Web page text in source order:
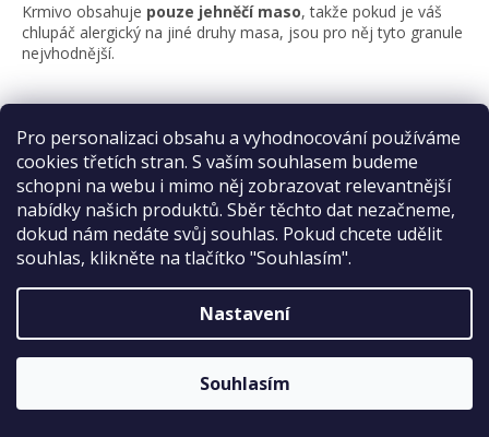
Pro personalizaci obsahu a vyhodnocování používáme
cookies třetích stran. S vaším souhlasem budeme
schopni na webu i mimo něj zobrazovat relevantnější
nabídky našich produktů. Sběr těchto dat nezačneme,
dokud nám nedáte svůj souhlas. Pokud chcete udělit
souhlas, klikněte na tlačítko "Souhlasím".
Nastavení
Souhlasím
Krmivo obsahuje pouze jehněčí maso, takže pokud je váš
chlupáč alergický na jiné druhy masa, jsou pro něj tyto granule
nejvhodnější.
Doporučujeme
až
Kód:8595237034109
Sleva 2 %
na první nákup
ODESLAT
Zásady zpracování osobních údajů